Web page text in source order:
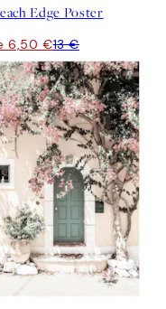
Edge Poster
6,50 €13 €